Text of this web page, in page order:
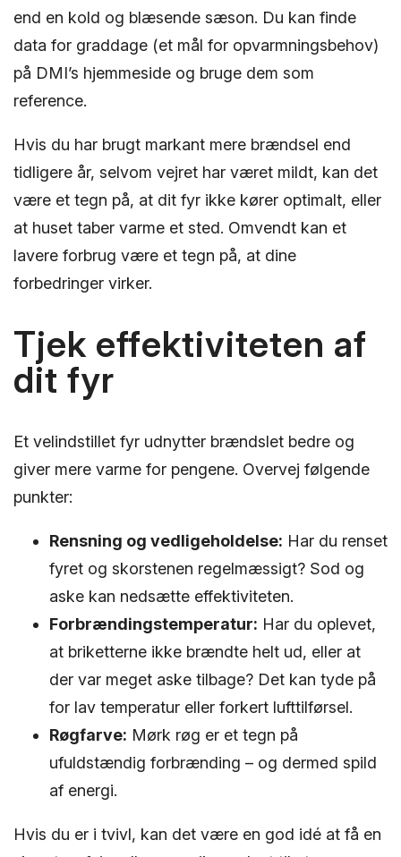
end en kold og blæsende sæson. Du kan finde
data for graddage (et mål for opvarmningsbehov)
på DMI’s hjemmeside og bruge dem som
reference.
Hvis du har brugt markant mere brændsel end
tidligere år, selvom vejret har været mildt, kan det
være et tegn på, at dit fyr ikke kører optimalt, eller
at huset taber varme et sted. Omvendt kan et
lavere forbrug være et tegn på, at dine
forbedringer virker.
Tjek effektiviteten af
dit fyr
Et velindstillet fyr udnytter brændslet bedre og
giver mere varme for pengene. Overvej følgende
punkter:
Rensning og vedligeholdelse: Har du renset
fyret og skorstenen regelmæssigt? Sod og
aske kan nedsætte effektiviteten.
Forbrændingstemperatur: Har du oplevet,
at briketterne ikke brændte helt ud, eller at
der var meget aske tilbage? Det kan tyde på
for lav temperatur eller forkert lufttilførsel.
Røgfarve: Mørk røg er et tegn på
ufuldstændig forbrænding – og dermed spild
af energi.
Hvis du er i tvivl, kan det være en god idé at få en